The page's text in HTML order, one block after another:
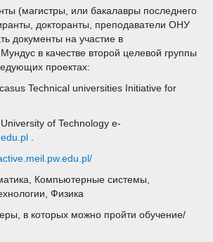
(магистры, или бакалавры последнего
докторанты, преподаватели ОНУ
документы на участие в
в качестве второй целевой группы
проектах:
Technical universities Initiative for
of Technologу e-
.
Компьютерные системы,
Физика
в которых можно пройти обучение/